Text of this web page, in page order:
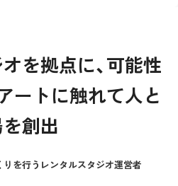
を拠点に、可能性
ートに触れて人と
創出
を行うレンタルスタジオ運営者